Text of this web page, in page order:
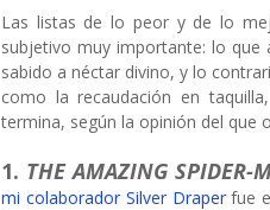
Las listas de lo peor y de lo
subjetivo muy importante: lo
sabido a néctar divino, y lo
como la recaudación en
termina, según la opinión del que
1. THE AMAZING SPIDER-
mi colaborador Silver Draperfue